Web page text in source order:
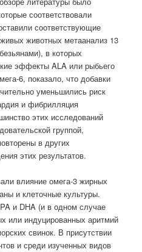
соответствовали
соответствующие
животных метаанализ 13
в которых
эффекты ALA или рыбьего
6, показало, что добавки
уменьшились риск
и фибрилляция
этих исследований
группой,
в других
этих результатов.
влияние омега-3 жирных
и клеточные культуры.
и DHA (и в одном случае
или индуцированных аритмий
свинок. В присутствии
и среди изученных видов